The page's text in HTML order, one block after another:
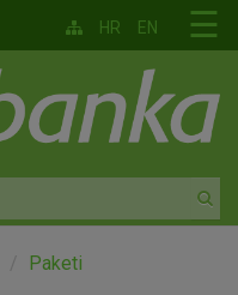
☰
HR EN
Paketi